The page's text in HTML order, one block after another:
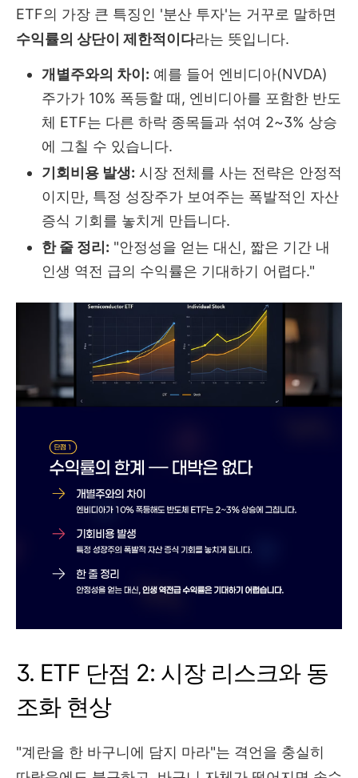
ETF의 가장 큰 특징인 '분산 투자'는 거꾸로 말하면
수익률의 상단이 제한적이다라는 뜻입니다.
개별주와의 차이: 예를 들어 엔비디아(NVDA)
주가가 10% 폭등할 때, 엔비디아를 포함한 반도
체 ETF는 다른 하락 종목들과 섞여 2~3% 상승
에 그칠 수 있습니다.
기회비용 발생: 시장 전체를 사는 전략은 안정적
이지만, 특정 성장주가 보여주는 폭발적인 자산
증식 기회를 놓치게 만듭니다.
한 줄 정리: "안정성을 얻는 대신, 짧은 기간 내
인생 역전 급의 수익률은 기대하기 어렵다."
3. ETF 단점 2: 시장 리스크와 동
조화 현상
"계란을 한 바구니에 담지 마라"는 격언을 충실히